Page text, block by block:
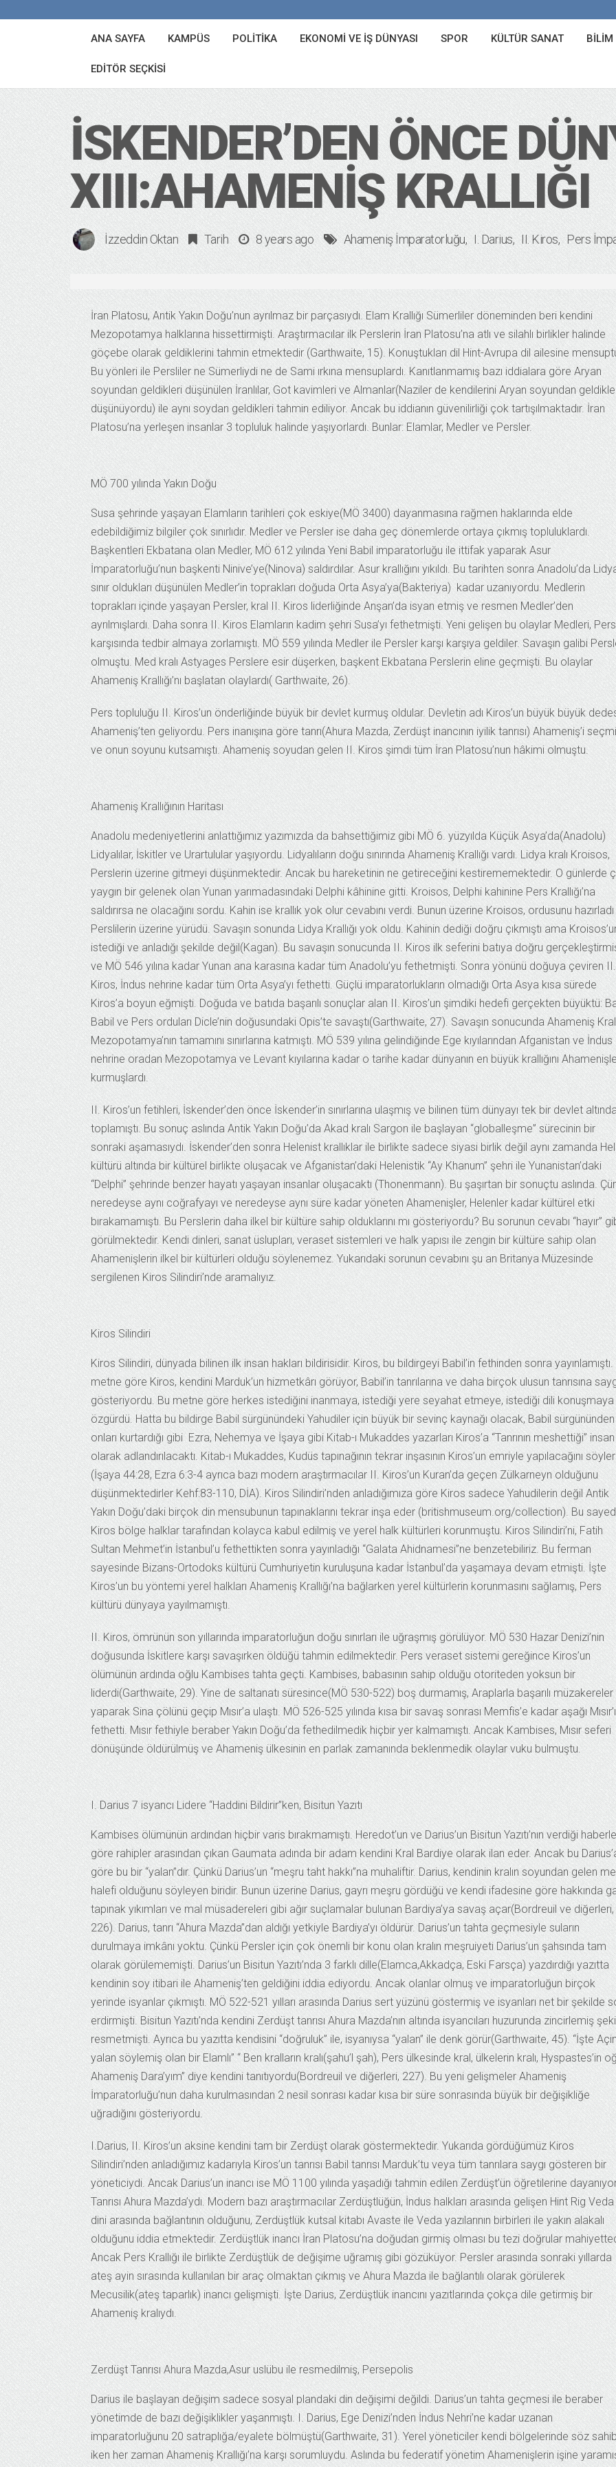
ANA SAYFA KAMPÜS POLITIKA EKONOMI VE İŞ DÜNYASI SPOR KÜLTÜR SANAT BILIM
EDITÖR SEÇKISI
İSKENDER’DEN ÖNCE
XIII:AHAMENIŞ KRALLIĞI
İzzeddin Oktan Tarih 8 years ago Ahameniş İmparatorluğu I. Darius II. Kiros Pers
İran Platosu, Antik Yakın Doğu’nun ayrılmaz bir parçasıydı. Elam Krallığı Sümerliler döneminden beri kendini
Mezopotamya halklarına hissettirmişti. Araştırmacılar ilk Perslerin İran Platosu’na atlı ve silahlı birlikler halinde
göçebe olarak geldiklerini tahmin etmektedir (Garthwaite, 15). Konuştukları dil Hint-Avrupa dil ailesine
Bu yönleri ile Persliler ne Sümerliydi ne de Sami ırkına mensuplardı. Kanıtlanmamış bazı iddialara göre Aryan
soyundan geldikleri düşünülen İranlılar, Got kavimleri ve Almanlar(Naziler de kendilerini Aryan soyundan
düşünüyordu) ile aynı soydan geldikleri tahmin ediliyor. Ancak bu iddianın güvenilirliği çok tartışılmaktadır. İran
Platosu’na yerleşen insanlar 3 topluluk halinde yaşıyorlardı. Bunlar: Elamlar, Medler ve Persler.
MÖ 700 yılında Yakın Doğu
Susa şehrinde yaşayan Elamların tarihleri çok eskiye(MÖ 3400) dayanmasına rağmen haklarında elde
edebildiğimiz bilgiler çok sınırlıdır. Medler ve Persler ise daha geç dönemlerde ortaya çıkmış topluluklardı.
Başkentleri Ekbatana olan Medler, MÖ 612 yılında Yeni Babil imparatorluğu ile ittifak yaparak Asur
İmparatorluğu’nun başkenti Ninive’ye(Ninova) saldırdılar. Asur krallığını yıkıldı. Bu tarihten sonra Anadolu’da
sınır oldukları düşünülen Medler’in toprakları doğuda Orta Asya’ya(Bakteriya) kadar uzanıyordu. Medlerin
toprakları içinde yaşayan Persler, kral II. Kiros liderliğinde Anşan’da isyan etmiş ve resmen Medler’den
ayrılmışlardı. Daha sonra II. Kiros Elamların kadim şehri Susa’yı fethetmişti. Yeni gelişen bu olaylar Medleri, Pers
karşısında tedbir almaya zorlamıştı. MÖ 559 yılında Medler ile Persler karşı karşıya geldiler. Savaşın galibi
olmuştu. Med kralı Astyages Perslere esir düşerken, başkent Ekbatana Perslerin eline geçmişti. Bu olaylar
Ahameniş Krallığı’nı başlatan olaylardı( Garthwaite, 26).
Pers topluluğu II. Kiros’un önderliğinde büyük bir devlet kurmuş oldular. Devletin adı Kiros’un büyük büyük
Ahameniş’ten geliyordu. Pers inanışına göre tanrı(Ahura Mazda, Zerdüşt inancının iyilik tanrısı) Ahameniş’i
ve onun soyunu kutsamıştı. Ahameniş soyudan gelen II. Kiros şimdi tüm İran Platosu’nun hâkimi olmuştu.
Ahameniş Krallığının Haritası
Anadolu medeniyetlerini anlattığımız yazımızda da bahsettiğimiz gibi MÖ 6. yüzyılda Küçük Asya’da(Anadolu)
Lidyalılar, İskitler ve Urartulular yaşıyordu. Lidyalıların doğu sınırında Ahameniş Krallığı vardı. Lidya kralı Kroisos,
Perslerin üzerine gitmeyi düşünmektedir. Ancak bu hareketinin ne getireceğini kestirememektedir. O günlerde
yaygın bir gelenek olan Yunan yarımadasındaki Delphi kâhinine gitti. Kroisos, Delphi kahinine Pers Krallığı’na
saldırırsa ne olacağını sordu. Kahin ise krallık yok olur cevabını verdi. Bunun üzerine Kroisos, ordusunu
Perslilerin üzerine yürüdü. Savaşın sonunda Lidya Krallığı yok oldu. Kahinin dediği doğru çıkmıştı ama
istediği ve anladığı şekilde değil(Kagan). Bu savaşın sonucunda II. Kiros ilk seferini batıya doğru
ve MÖ 546 yılına kadar Yunan ana karasına kadar tüm Anadolu’yu fethetmişti. Sonra yönünü doğuya çeviren II.
Kiros, İndus nehrine kadar tüm Orta Asya’yı fethetti. Güçlü imparatorlukların olmadığı Orta Asya kısa sürede
Kiros’a boyun eğmişti. Doğuda ve batıda başarılı sonuçlar alan II. Kiros’un şimdiki hedefi gerçekten büyüktü:
Babil ve Pers orduları Dicle’nin doğusundaki Opis’te savaştı(Garthwaite, 27). Savaşın sonucunda Ahameniş
Mezopotamya’nın tamamını sınırlarına katmıştı. MÖ 539 yılına gelindiğinde Ege kıyılarından Afganistan ve İndus
nehrine oradan Mezopotamya ve Levant kıyılarına kadar o tarihe kadar dünyanın en büyük krallığını
kurmuşlardı.
II. Kiros’un fetihleri, İskender’den önce İskender’in sınırlarına ulaşmış ve bilinen tüm dünyayı tek bir devlet
toplamıştı. Bu sonuç aslında Antik Yakın Doğu’da Akad kralı Sargon ile başlayan “globalleşme” sürecinin bir
sonraki aşamasıydı. İskender’den sonra Helenist krallıklar ile birlikte sadece siyasi birlik değil aynı zamanda
kültürü altında bir kültürel birlikte oluşacak ve Afganistan’daki Helenistik “Ay Khanum” şehri ile Yunanistan’daki
“Delphi” şehrinde benzer hayatı yaşayan insanlar oluşacaktı (Thonenmann). Bu şaşırtan bir sonuçtu aslında.
neredeyse aynı coğrafyayı ve neredeyse aynı süre kadar yöneten Ahamenişler, Helenler kadar kültürel etki
bırakamamıştı. Bu Perslerin daha ilkel bir kültüre sahip olduklarını mı gösteriyordu? Bu sorunun cevabı “hayır”
görülmektedir. Kendi dinleri, sanat üslupları, veraset sistemleri ve halk yapısı ile zengin bir kültüre sahip olan
Ahamenişlerin ilkel bir kültürleri olduğu söylenemez. Yukarıdaki sorunun cevabını şu an Britanya Müzesinde
sergilenen Kiros Silindiri’nde aramalıyız.
Kiros Silindiri
Kiros Silindiri, dünyada bilinen ilk insan hakları bildirisidir. Kiros, bu bildirgeyi Babil’in fethinden sonra yayınlamıştı.
metne göre Kiros, kendini Marduk’un hizmetkârı görüyor, Babil’in tanrılarına ve daha birçok ulusun tanrısına
gösteriyordu. Bu metne göre herkes istediğini inanmaya, istediği yere seyahat etmeye, istediği dili konuşmaya
özgürdü. Hatta bu bildirge Babil sürgünündeki Yahudiler için büyük bir sevinç kaynağı olacak, Babil sürgününden
onları kurtardığı gibi Ezra, Nehemya ve İşaya gibi Kitab-ı Mukaddes yazarları Kiros’a “Tanrının meshettiği” insan
olarak adlandırılacaktı. Kitab-ı Mukaddes, Kudüs tapınağının tekrar inşasının Kiros’un emriyle yapılacağını söyler
(İşaya 44:28, Ezra 6:3-4 ayrıca bazı modern araştırmacılar II. Kiros’un Kuran’da geçen Zülkarneyn olduğunu
düşünmektedirler Kehf:83-110, DİA). Kiros Silindiri’nden anladığımıza göre Kiros sadece Yahudilerin değil Antik
Yakın Doğu’daki birçok din mensubunun tapınaklarını tekrar inşa eder (britishmuseum.org/collection). Bu
Kiros bölge halklar tarafından kolayca kabul edilmiş ve yerel halk kültürleri korunmuştu. Kiros Silindiri’ni, Fatih
Sultan Mehmet’in İstanbul’u fethettikten sonra yayınladığı “Galata Ahidnamesi”ne benzetebiliriz. Bu ferman
sayesinde Bizans-Ortodoks kültürü Cumhuriyetin kuruluşuna kadar İstanbul’da yaşamaya devam etmişti. İşte
Kiros’un bu yöntemi yerel halkları Ahameniş Krallığı’na bağlarken yerel kültürlerin korunmasını sağlamış, Pers
kültürü dünyaya yayılmamıştı.
II. Kiros, ömrünün son yıllarında imparatorluğun doğu sınırları ile uğraşmış görülüyor. MÖ 530 Hazar Denizi’nin
doğusunda İskitlere karşı savaşırken öldüğü tahmin edilmektedir. Pers veraset sistemi gereğince Kiros’un
ölümünün ardında oğlu Kambises tahta geçti. Kambises, babasının sahip olduğu otoriteden yoksun bir
liderdi(Garthwaite, 29). Yine de saltanatı süresince(MÖ 530-522) boş durmamış, Araplarla başarılı müzakereler
yaparak Sina çölünü geçip Mısır’a ulaştı. MÖ 526-525 yılında kısa bir savaş sonrası Memfis’e kadar aşağı Mısır’ı
fethetti. Mısır fethiyle beraber Yakın Doğu’da fethedilmedik hiçbir yer kalmamıştı. Ancak Kambises, Mısır seferi
dönüşünde öldürülmüş ve Ahameniş ülkesinin en parlak zamanında beklenmedik olaylar vuku bulmuştu.
I. Darius 7 isyancı Lidere “Haddini Bildirir”ken, Bisitun Yazıtı
Kambises ölümünün ardından hiçbir varis bırakmamıştı. Heredot’un ve Darius’un Bisitun Yazıtı’nın verdiği
göre rahipler arasından çıkan Gaumata adında bir adam kendini Kral Bardiye olarak ilan eder. Ancak bu
göre bu bir “yalan”dır. Çünkü Darius’un “meşru taht hakkı”na muhaliftir. Darius, kendinin kralın soyundan gelen
halefi olduğunu söyleyen biridir. Bunun üzerine Darius, gayrı meşru gördüğü ve kendi ifadesine göre hakkında
tapınak yıkımları ve mal müsadereleri gibi ağır suçlamalar bulunan Bardiya’ya savaş açar(Bordreuil ve diğerleri,
226). Darius, tanrı “Ahura Mazda”dan aldığı yetkiyle Bardiya’yı öldürür. Darius’un tahta geçmesiyle suların
durulmaya imkânı yoktu. Çünkü Persler için çok önemli bir konu olan kralın meşruiyeti Darius’un şahsında tam
olarak görülememişti. Darius’un Bisitun Yazıtı’nda 3 farklı dille(Elamca,Akkadça, Eski Farsça) yazdırdığı yazıtta
kendinin soy itibari ile Ahameniş’ten geldiğini iddia ediyordu. Ancak olanlar olmuş ve imparatorluğun birçok
yerinde isyanlar çıkmıştı. MÖ 522-521 yılları arasında Darius sert yüzünü göstermiş ve isyanları net bir şekilde
erdirmişti. Bisitun Yazıtı’nda kendini Zerdüşt tanrısı Ahura Mazda’nın altında isyancıları huzurunda zincirlemiş
resmetmişti. Ayrıca bu yazıtta kendisini “doğruluk” ile, isyanıysa “yalan” ile denk görür(Garthwaite, 45). “İşte
yalan söylemiş olan bir Elamlı” “ Ben kralların kralı(şahu’l şah), Pers ülkesinde kral, ülkelerin kralı, Hyspastes’in
Ahameniş Dara’yım” diye kendini tanıtıyordu(Bordreuil ve diğerleri, 227). Bu yeni gelişmeler Ahameniş
İmparatorluğu’nun daha kurulmasından 2 nesil sonrası kadar kısa bir süre sonrasında büyük bir değişikliğe
uğradığını gösteriyordu.
I.Darius, II. Kiros’un aksine kendini tam bir Zerdüşt olarak göstermektedir. Yukarıda gördüğümüz Kiros
Silindiri’nden anladığımız kadarıyla Kiros’un tanrısı Babil tanrısı Marduk’tu veya tüm tanrılara saygı gösteren bir
yöneticiydi. Ancak Darius’un inancı ise MÖ 1100 yılında yaşadığı tahmin edilen Zerdüşt’ün öğretilerine
Tanrısı Ahura Mazda’ydı. Modern bazı araştırmacılar Zerdüştlüğün, İndus halkları arasında gelişen Hint Rig Veda
dini arasında bağlantının olduğunu, Zerdüştlük kutsal kitabı Avaste ile Veda yazılarının birbirleri ile yakın alakalı
olduğunu iddia etmektedir. Zerdüştlük inancı İran Platosu’na doğudan girmiş olması bu tezi doğrular
Ancak Pers Krallığı ile birlikte Zerdüştlük de değişime uğramış gibi gözüküyor. Persler arasında sonraki yıllarda
ateş ayin sırasında kullanılan bir araç olmaktan çıkmış ve Ahura Mazda ile bağlantılı olarak görülerek
Mecusilik(ateş taparlık) inancı gelişmişti. İşte Darius, Zerdüştlük inancını yazıtlarında çokça dile getirmiş bir
Ahameniş kralıydı.
Zerdüşt Tanrısı Ahura Mazda,Asur uslübu ile resmedilmiş, Persepolis
Darius ile başlayan değişim sadece sosyal plandaki din değişimi değildi. Darius’un tahta geçmesi ile beraber
yönetimde de bazı değişiklikler yaşanmıştı. I. Darius, Ege Denizi’nden İndus Nehri’ne kadar uzanan
imparatorluğunu 20 satraplığa/eyalete bölmüştü(Garthwaite, 31). Yerel yöneticiler kendi bölgelerinde söz
iken her zaman Ahameniş Krallığı’na karşı sorumluydu. Aslında bu federatif yönetim Ahamenişlerin işine